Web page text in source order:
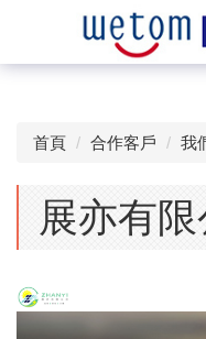
首頁 合作客戶 我
展亦有限